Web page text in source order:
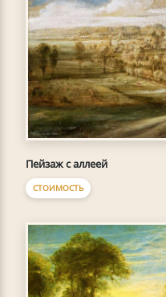
Пейзаж с аллеей
СТОИМОСТЬ